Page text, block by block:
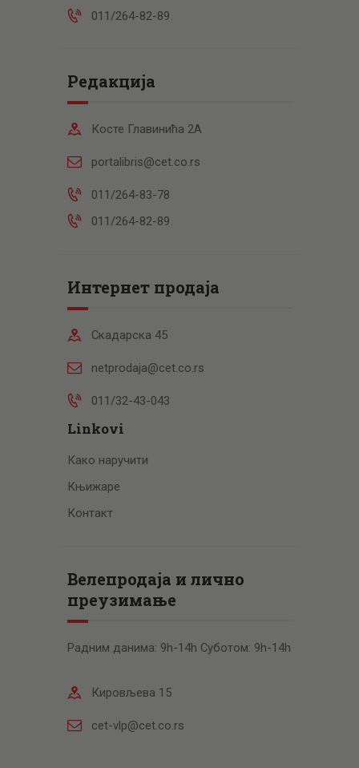
011/264-82-89
Редакција
Косте Главинића 2А
portalibris@cet.co.rs
011/264-83-78
011/264-82-89
Интернет продаја
Скадарска 45
netprodaja@cet.co.rs
011/32-43-043
Linkovi
Како наручити
Књижаре
Контакт
Велепродаја и лично
преузимање
Радним данима: 9h-14h Суботом: 9h-14h
Кировљева 15
cet-vlp@cet.co.rs